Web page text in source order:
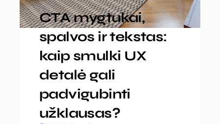
CTA mygtukai,
spalvos ir tekstas:
kaip smulki UX
detalė gali
padvigubinti
užklausas?